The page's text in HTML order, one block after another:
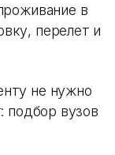
в
перелет и
не нужно
подбор вузов